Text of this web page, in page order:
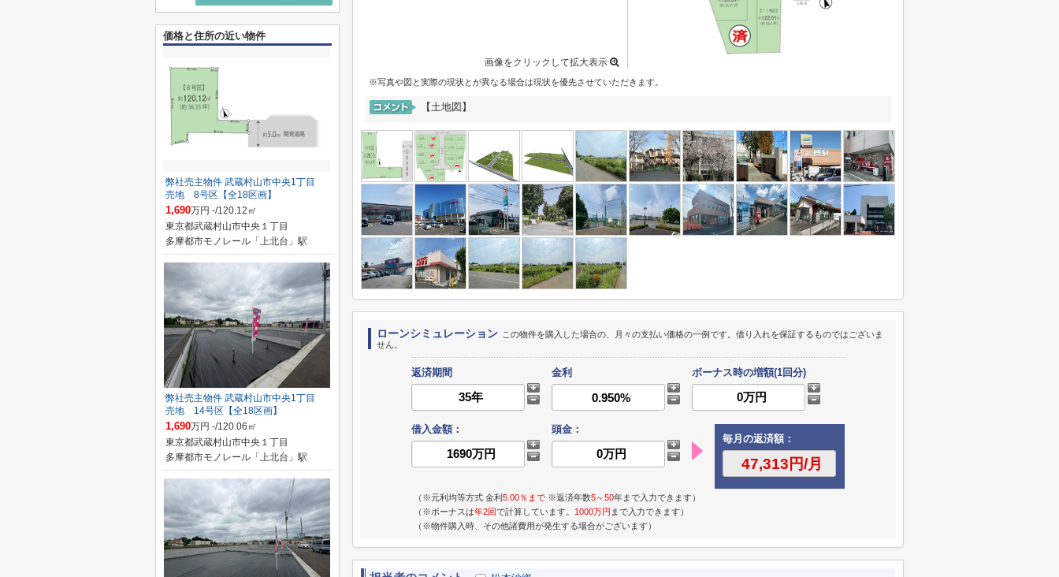
画像をクリックして拡大表示
※写真や図と実際の現状とが異なる場合は現状を優先させていただきます。
【土地図】
ローンシミュレーション この物件を購入した場合の、月々の支払い価格の一例です。借り入れを保証するものではございま
せん。
返済期間 金利 ボーナス時の増額(1回分)
借入金額：
頭金：
毎月の返済額：
（※元利均等方式 金利5.00％まで ※返済年数5～50年まで入力できます）
（※ボーナスは年2回で計算しています。 1000万円 まで入力できます）
（※物件購入時、その他諸費用が発生する場合がございます）
価格と住所の近い物件
弊社売主物件 武蔵村山市中央1丁目
売地 8号区【全18区画】
1,690万円 -/120.12㎡
東京都武蔵村山市中央１丁目
多摩都市モノレール「上北台」駅
弊社売主物件 武蔵村山市中央1丁目
売地 14号区【全18区画】
1,690万円 -/120.06㎡
東京都武蔵村山市中央１丁目
多摩都市モノレール「上北台」駅